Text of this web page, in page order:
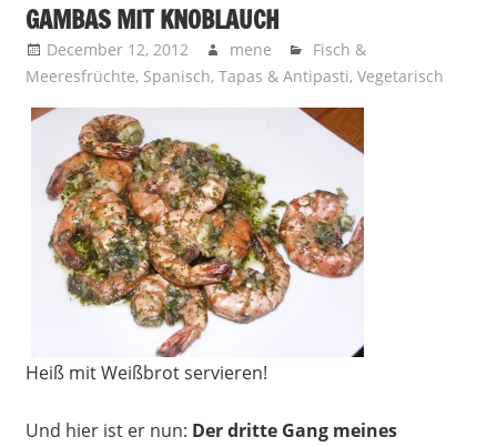
GAMBAS MIT KNOBLAUCH
December 12, 2012 mene
Fisch &
Meeresfrüchte, Spanisch, Tapas & Antipasti, Vegetarisch
Heiß mit Weißbrot servieren!
Und hier ist er nun: Der dritte Gang meines